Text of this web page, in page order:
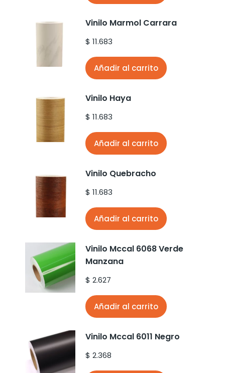
Vinilo Marmol Carrara
$ 11.683
Añadir al carrito
Vinilo Haya
$ 11.683
Añadir al carrito
Vinilo Quebracho
$ 11.683
Añadir al carrito
Vinilo Mccal 6068 Verde
Manzana
$ 2.627
Añadir al carrito
Vinilo Mccal 6011 Negro
$ 2.368